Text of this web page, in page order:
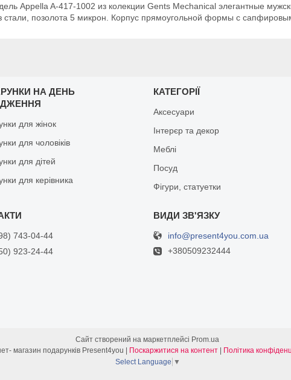
Appella A-417-1002 из колекции Gents Mechanical элегантные
стали, позолота 5 микрон. Корпус прямоугольной формы с
НА ДЕНЬ
для жінок
для чоловіків
для дітей
для керівника
КАТЕГОРІЇ
Аксесуари
Інтерєр та декор
Меблі
Посуд
Фігури, статуетки
743-04-44
923-24-44
info@present4you.com.ua
+380509232444
Сайт створений на маркетплейсі Prom.ua
Поскаржитися на контент
Політика
Select Language ▼